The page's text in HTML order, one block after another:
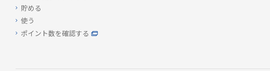
貯める
使う
ポイント数を確認する